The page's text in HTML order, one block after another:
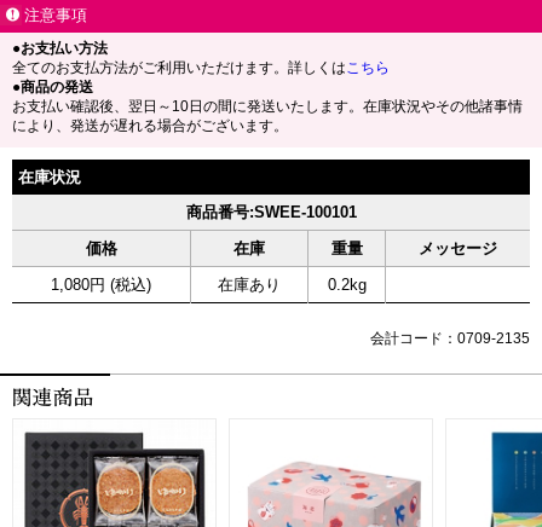
注意事項
●お支払い方法
全てのお支払方法がご利用いただけます。詳しくはこちら
●商品の発送
お支払い確認後、翌日～10日の間に発送いたします。在庫状況やその他諸事情
により、発送が遅れる場合がございます。
在庫状況
商品番号:SWEE-100101
価格
在庫 重量
メッセージ
1,080円 (税込)
在庫あり 0.2kg
会計コード：0709-2135